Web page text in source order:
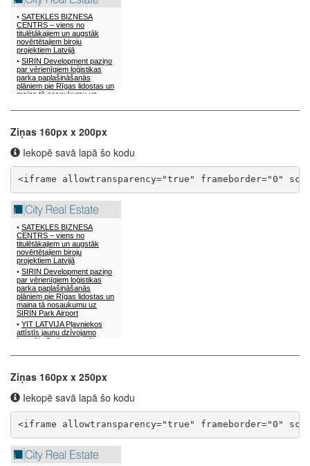
Ziņas 160px x 200px
Iekopē savā lapā šo kodu
<iframe allowtransparency="true" frameborder="0"
Ziņas 160px x 250px
Iekopē savā lapā šo kodu
<iframe allowtransparency="true" frameborder="0"